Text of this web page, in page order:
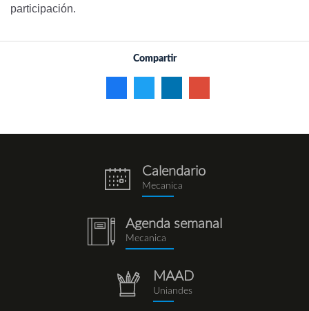
participación.
Compartir
eventos.png
Calendario
Mecanica
notebook
(1).png
Agenda semanal
Mecanica
repositorio.png
MAAD
Uniandes